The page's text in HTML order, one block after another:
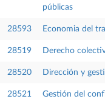
públicas
28593 Economia del
28519 Derecho
28520 Dirección y
28521 Gestión del